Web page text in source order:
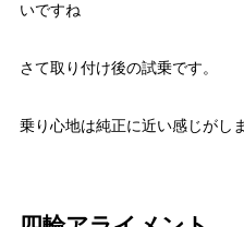
いですね
さて取り付け後の試乗です。
乗り心地は純正に近い感じがし